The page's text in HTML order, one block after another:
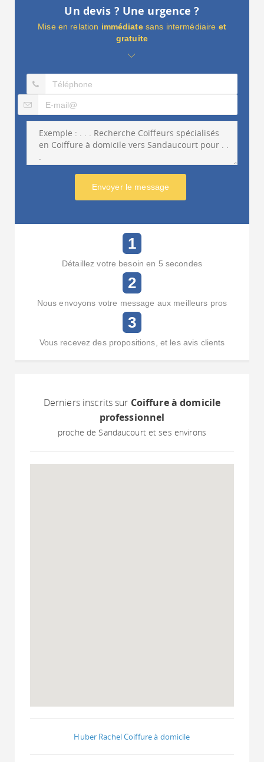
Un devis ? Une urgence ?
Mise en relation immédiatesans intermédiaire et
gratuite
Envoyer le message
1
Détaillez votre besoin en 5 secondes
2
Nous envoyons votre message aux meilleurs pros
3
Vous recevez des propositions, et les avis clients
Derniers inscrits sur Coiffure à domicile
professionnel
proche de Sandaucourt et ses environs
Huber Rachel Coiffure à domicile